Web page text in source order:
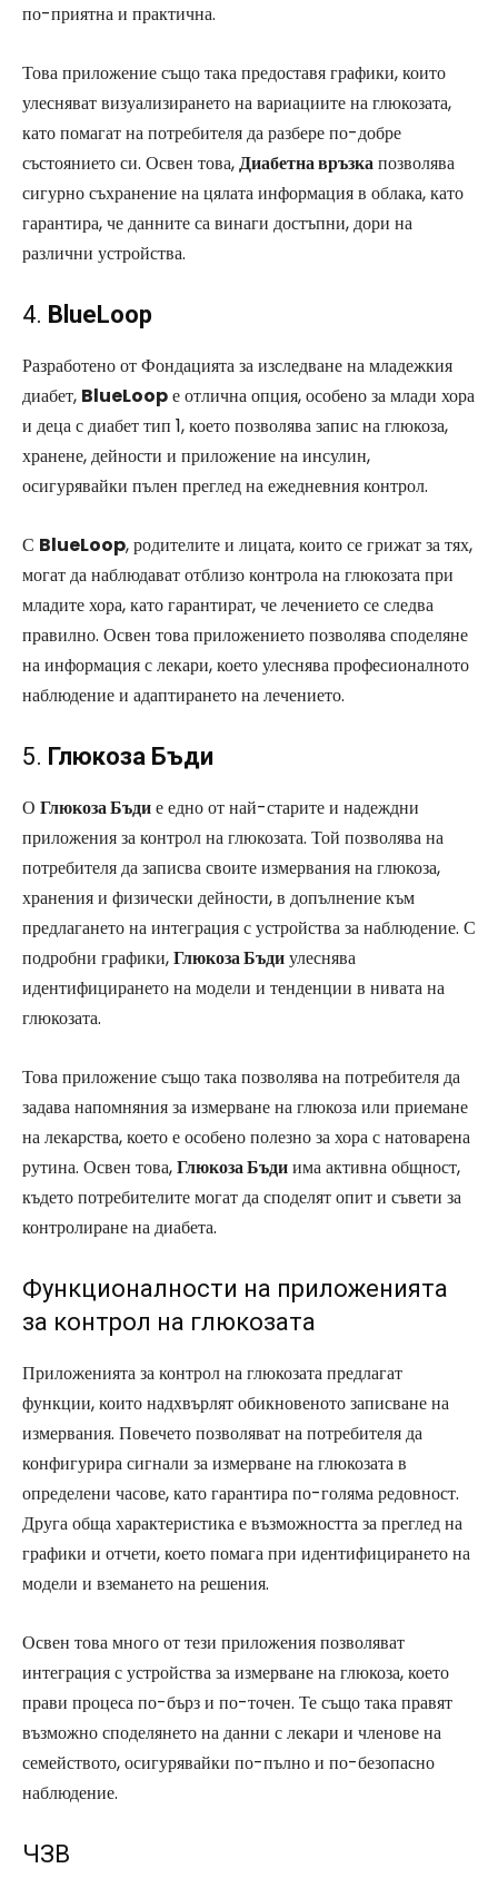
по-приятна и практична.
Това приложение също така предоставя графики, които
улесняват визуализирането на вариациите на глюкозата,
като помагат на потребителя да разбере по-добре
състоянието си. Освен това,Диабетна връзкапозволява
сигурно съхранение на цялата информация в облака, като
гарантира, че данните са винаги достъпни, дори на
различни устройства.
4. BlueLoop
Разработено от Фондацията за изследване на младежкия
диабет, BlueLoopе отлична опция, особено за млади хора
и деца с диабет тип 1, което позволява запис на глюкоза,
хранене, дейности и приложение на инсулин,
осигурявайки пълен преглед на ежедневния контрол.
С BlueLoop, родителите и лицата, които се грижат за тях,
могат да наблюдават отблизо контрола на глюкозата при
младите хора, като гарантират, че лечението се следва
правилно. Освен това приложението позволява споделяне
на информация с лекари, което улеснява професионалното
наблюдение и адаптирането на лечението.
5. Глюкоза Бъди
О Глюкоза Бъдие едно от най-старите и надеждни
приложения за контрол на глюкозата. Той позволява на
потребителя да записва своите измервания на глюкоза,
хранения и физически дейности, в допълнение към
предлагането на интеграция с устройства за наблюдение. С
подробни графики,Глюкоза Бъдиулеснява
идентифицирането на модели и тенденции в нивата на
глюкозата.
Това приложение също така позволява на потребителя да
задава напомняния за измерване на глюкоза или приемане
на лекарства, което е особено полезно за хора с натоварена
рутина. Освен това,Глюкоза Бъдиима активна общност,
където потребителите могат да споделят опит и съвети за
контролиране на диабета.
Функционалности на приложенията
за контрол на глюкозата
Приложенията за контрол на глюкозата предлагат
функции, които надхвърлят обикновеното записване на
измервания. Повечето позволяват на потребителя да
конфигурира сигнали за измерване на глюкозата в
определени часове, като гарантира по-голяма редовност.
Друга обща характеристика е възможността за преглед на
графики и отчети, което помага при идентифицирането на
модели и вземането на решения.
Освен това много от тези приложения позволяват
интеграция с устройства за измерване на глюкоза, което
прави процеса по-бърз и по-точен. Те също така правят
възможно споделянето на данни с лекари и членове на
семейството, осигурявайки по-пълно и по-безопасно
наблюдение.
ЧЗВ